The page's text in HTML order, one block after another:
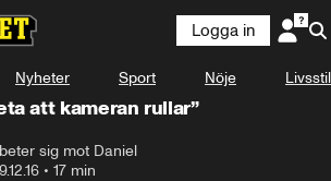
Logga in
Nyheter Sport Nöje Livsstil
att kameran rullar”
sig mot Daniel
• 17 min